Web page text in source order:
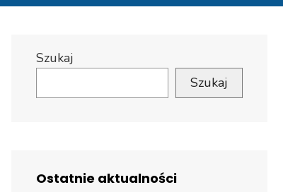
Szukaj
Szukaj
Ostatnie aktualności